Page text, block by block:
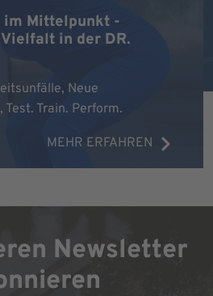
im Mittelpunkt -
in der DR.
Neue
Train. Perform.
MEHR ERFAHREN
Newsletter